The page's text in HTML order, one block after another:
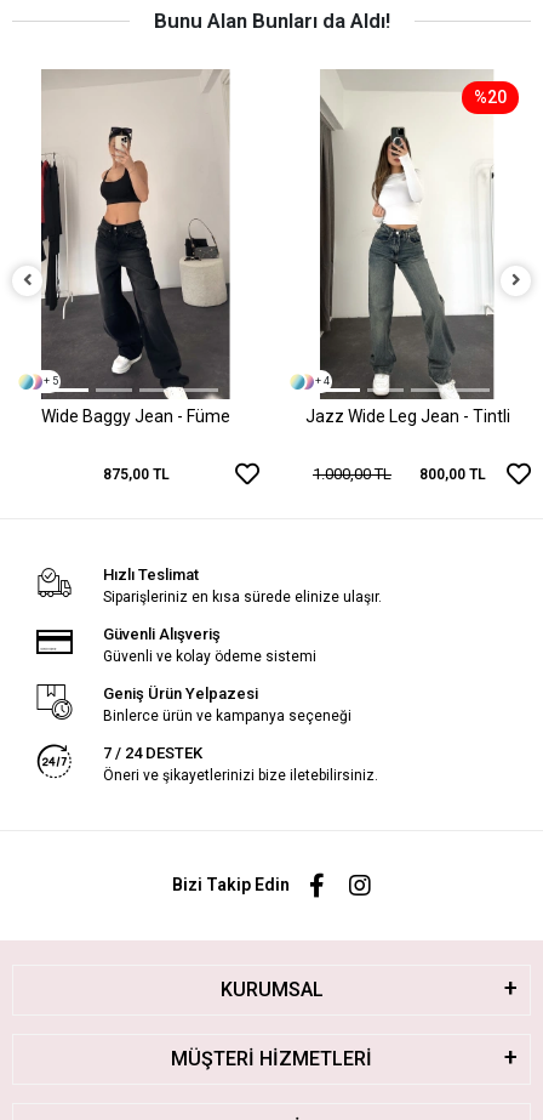
Bunu Alan Bunları da Aldı!
+ 5
Wide Baggy Jean - Füme
875,00 TL
%20
+ 4
Jazz Wide Leg Jean - Tintli
1.000,00 TL 800,00 TL
Hızlı Teslimat
Siparişleriniz en kısa sürede elinize ulaşır.
Güvenli Alışveriş
Güvenli ve kolay ödeme sistemi
Geniş Ürün Yelpazesi
Binlerce ürün ve kampanya seçeneği
7 / 24 DESTEK
Öneri ve şikayetlerinizi bize iletebilirsiniz.
Bizi Takip Edin
KURUMSAL
MÜŞTERİ HİZMETLERİ